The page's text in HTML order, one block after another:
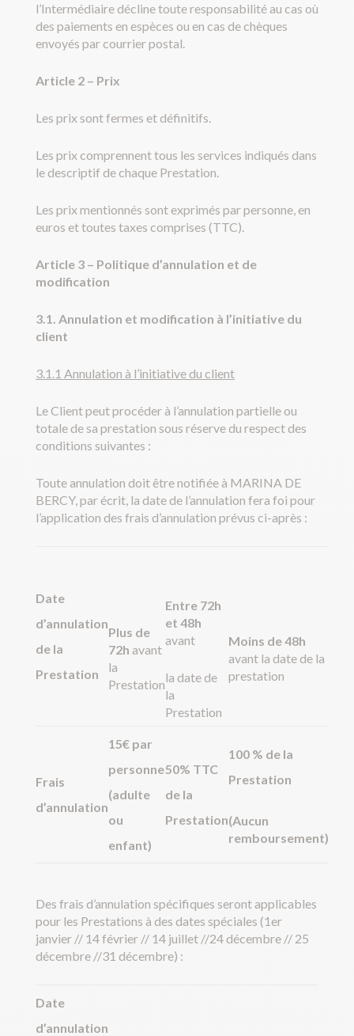
l’Intermédiaire décline toute responsabilité au cas où
des paiements en espèces ou en cas de chèques
envoyés par courrier postal.
Article 2 – Prix
Les prix sont fermes et définitifs.
Les prix comprennent tous les services indiqués dans
le descriptif de chaque Prestation.
Les prix mentionnés sont exprimés par personne, en
euros et toutes taxes comprises (TTC).
Article 3 – Politique d’annulation et de
modification
3.1. Annulation et modification à l’initiative du
client
3.1.1 Annulation à l’initiative du client
Le Client peut procéder à l’annulation partielle ou
totale de sa prestation sous réserve du respect des
conditions suivantes :
Toute annulation doit être notifiée à MARINA DE
BERCY, par écrit, la date de l’annulation fera foi pour
l’application des frais d’annulation prévus ci-après :
Date
d’annulation
de la
Prestation
Plus de
72h avant
la
Prestation
Entre 72h
et 48h
avant
la date de
la
Prestation
Moins de 48h
avant la date de la
prestation
Frais
d’annulation
15€ par
personne
(adulte
ou
enfant)
50% TTC
de la
Prestation
100 % de la
Prestation
(Aucun
remboursement)
Des frais d’annulation spécifiques seront applicables
pour les Prestations à des dates spéciales (1er
janvier // 14 février // 14 juillet //24 décembre // 25
décembre //31 décembre) :
Date
d’annulation